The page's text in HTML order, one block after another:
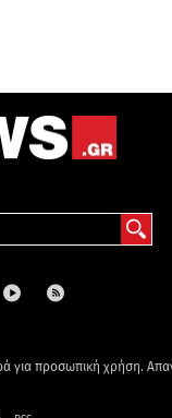
για προσωπική χρήση.